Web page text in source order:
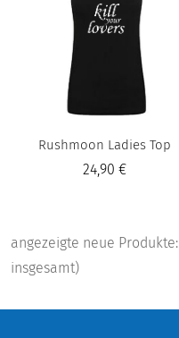
Rushmoon Ladies Top
24,90 €
angezeigte neue Produkte:
insgesamt)